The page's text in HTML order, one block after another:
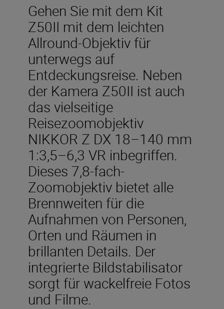
Gehen Sie mit dem Kit
Z50II mit dem leichten
Allround-Objektiv für
unterwegs auf
Entdeckungsreise. Neben
der Kamera Z50II ist auch
das vielseitige
Reisezoomobjektiv
NIKKOR Z DX 18–140 mm
1:3,5–6,3 VR inbegriffen.
Dieses 7,8-fach-
Zoomobjektiv bietet alle
Brennweiten für die
Aufnahmen von Personen,
Orten und Räumen in
brillanten Details. Der
integrierte Bildstabilisator
sorgt für wackelfreie Fotos
und Filme.